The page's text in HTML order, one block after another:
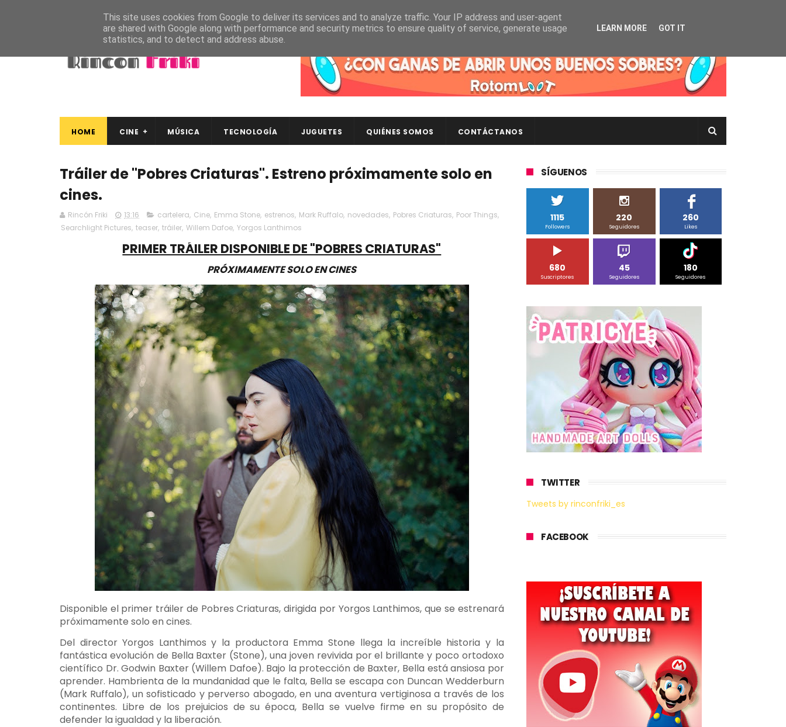
HOME CINE MÚSICA TECNOLOGÍA JUGUETES QUIÉNES SOMOS CONTÁCTANOS
Tráiler de "Pobres Criaturas". Estreno próximamente solo en
cines.
Rincón Friki 13:16 cartelera, Cine, Emma Stone, estrenos, Mark Ruffalo, novedades, Pobres Criaturas, Poor Things,
Searchlight Pictures, teaser, tráiler, Willem Dafoe, Yorgos Lanthimos
PRIMER TRÁILER DISPONIBLE DE "POBRES CRIATURAS"
PRÓXIMAMENTE SOLO EN CINES
Disponible el primer tráiler de Pobres Criaturas, dirigida por Yorgos Lanthimos, que se estrenará
próximamente solo en cines.
Del director Yorgos Lanthimos y la productora Emma Stone llega la increíble historia y la
fantástica evolución de Bella Baxter (Stone), una joven revivida por el brillante y poco ortodoxo
científico Dr. Godwin Baxter (Willem Dafoe). Bajo la protección de Baxter, Bella está ansiosa por
aprender. Hambrienta de la mundanidad que le falta, Bella se escapa con Duncan Wedderburn
(Mark Ruffalo), un sofisticado y perverso abogado, en una aventura vertiginosa a través de los
continentes. Libre de los prejuicios de su época, Bella se vuelve firme en su propósito de
defender la igualdad y la liberación.
SÍGUENOS
1115
Followers
220
Seguidores
260
Likes
680
Suscriptores
45
Seguidores
180
Seguidores
TWITTER
Tweets by rinconfriki_es
FACEBOOK
This site uses cookies from Google to deliver its services and to analyze traffic. Your IP address and user-agent
are shared with Google along with performance and security metrics to ensure quality of service, generate usage
statistics, and to detect and address abuse.
LEARN MORE GOT IT